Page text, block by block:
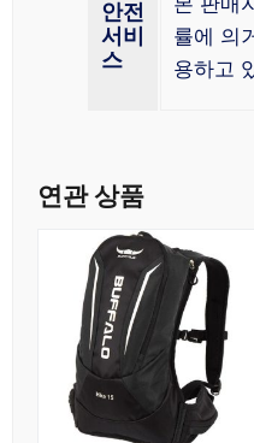
안전
서비
스
률에 의
용하고
연관 상품